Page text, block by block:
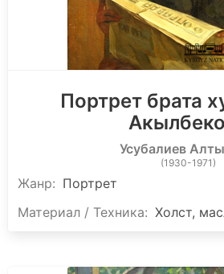
Портрет брата
Усубалиев
(1930-1971)
Жанр: Портрет
Материал / Техника: Холст,